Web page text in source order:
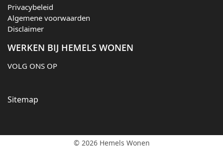
Privacybeleid
Algemene voorwaarden
Disclaimer
WERKEN BIJ HEMELS WONEN
VOLG ONS OP
Sitemap
© 2026 Hemels Wonen